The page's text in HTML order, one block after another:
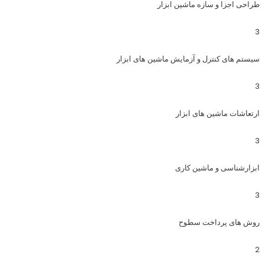
طراحی اجزا و سازه ماشین ابزار
3
سیستم های کنترل و آزمایش ماشین های ابزار
3
ارتعاشات ماشین های ابزار
3
ابزارشناسی و ماشین کاری
3
روش های پرداخت سطوح
2